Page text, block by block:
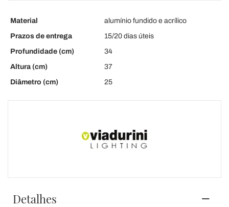
Material
alumínio fundido e acrílico
Prazos de entrega
15/20 dias úteis
Profundidade (cm)
34
Altura (cm)
37
Diâmetro (cm)
25
Detalhes